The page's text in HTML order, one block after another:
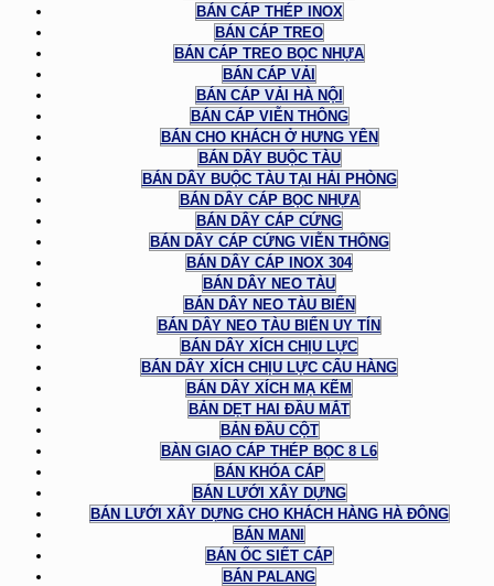
BÁN CÁP THÉP INOX
BÁN CÁP TREO
BÁN CÁP TREO BỌC NHỰA
BÁN CÁP VẢI
BÁN CÁP VẢI HÀ NỘI
BÁN CÁP VIỄN THÔNG
BÁN CHO KHÁCH Ở HƯNG YÊN
BÁN DÂY BUỘC TÀU
BÁN DÂY BUỘC TÀU TẠI HẢI PHÒNG
BÁN DÂY CÁP BỌC NHỰA
BÁN DÂY CÁP CỨNG
BÁN DÂY CÁP CỨNG VIỄN THÔNG
BÁN DÂY CÁP INOX 304
BÁN DÂY NEO TÀU
BÁN DÂY NEO TÀU BIỂN
BÁN DÂY NEO TÀU BIỂN UY TÍN
BÁN DÂY XÍCH CHỊU LỰC
BÁN DÂY XÍCH CHỊU LỰC CẨU HÀNG
BÁN DÂY XÍCH MẠ KẼM
BẢN DẸT HAI ĐẦU MẮT
BẢN ĐẦU CỘT
BÀN GIAO CÁP THÉP BỌC 8 L6
BÁN KHÓA CÁP
BÁN LƯỚI XÂY DỰNG
BÁN LƯỚI XÂY DỰNG CHO KHÁCH HÀNG HÀ ĐÔNG
BÁN MANI
BÁN ỐC SIẾT CÁP
BÁN PALANG